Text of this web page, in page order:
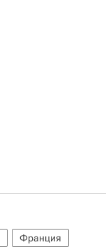
Франция